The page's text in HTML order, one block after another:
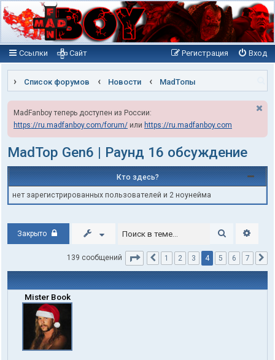
Ссылки Вход
Регистрация
Сайт
Список форумов Новости MadТопы
MadFanboy теперь доступен из России:
https://ru.madfanboy.com/forum/ или https://ru.madfanboy.com
MadTop Gen6 | Раунд 16 обсуждение
Кто здесь?
нет зарегистрированных пользователей и 2 ноунейма
Закрыто Поиск
139 сообщений Страница 4из 7
Пред.
1 2 3 4 5 6 7
Mister Book